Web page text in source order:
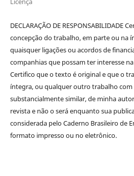
DECLARAÇÃO DE RESPONSABILIDADE
concepção do trabalho, em parte ou na
quaisquer ligações ou acordos de
companhias que possam ter interesse
Certifico que o texto é original e que o
íntegra, ou qualquer outro trabalho
substancialmente similar, de minha
revista e não o será enquanto sua
considerada pelo Caderno Brasileiro de
formato impresso ou no eletrônico.